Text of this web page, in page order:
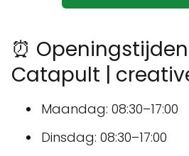
⏰
Catapult |
Maandag: 08:30–17:00
Dinsdag: 08:30–17:00